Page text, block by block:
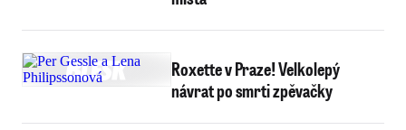
Roxette v Praze! Velkolepý
návrat po smrti zpěvačky